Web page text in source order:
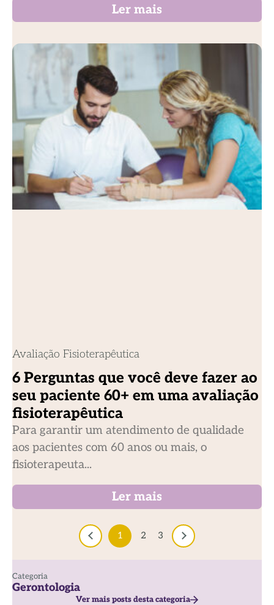
Ler mais
Avaliação Fisioterapêutica
6 Perguntas que você deve fazer ao
seu paciente 60+ em uma avaliação
fisioterapêutica
Para garantir um atendimento de qualidade
aos pacientes com 60 anos ou mais, o
fisioterapeuta...
Ler mais
1 2 3
Categoria
Gerontologia
Ver mais posts desta categoria